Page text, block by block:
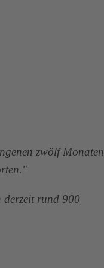
zwölf Monaten
rund 900